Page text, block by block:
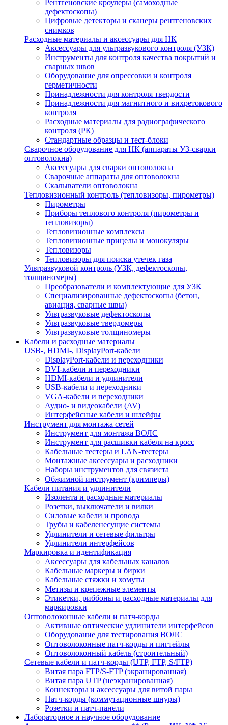
Рентгеновские кроулеры (самоходные
дефектоскопы)
Цифровые детекторы и сканеры рентгеновских
снимков
Расходные материалы и аксессуары для НК
Аксессуары для ультразвукового контроля (УЗК)
Инструменты для контроля качества покрытий и
сварных швов
Оборудование для опрессовки и контроля
герметичности
Принадлежности для контроля твердости
Принадлежности для магнитного и вихретокового
контроля
Расходные материалы для радиографического
контроля (РК)
Стандартные образцы и тест-блоки
Сварочное оборудование для НК (аппараты УЗ-сварки
оптоволокна)
Аксессуары для сварки оптоволокна
Сварочные аппараты для оптоволокна
Скалыватели оптоволокна
Тепловизионный контроль (тепловизоры, пирометры)
Пирометры
Приборы теплового контроля (пирометры и
тепловизоры)
Тепловизионные комплексы
Тепловизионные прицелы и монокуляры
Тепловизоры
Тепловизоры для поиска утечек газа
Ультразвуковой контроль (УЗК, дефектоскопы,
толщиномеры)
Преобразователи и комплектующие для УЗК
Специализированные дефектоскопы (бетон,
авиация, сварные швы)
Ультразвуковые дефектоскопы
Ультразвуковые твердомеры
Ультразвуковые толщиномеры
Кабели и расходные материалы
USB-, HDMI-, DisplayPort-кабели
DisplayPort-кабели и переходники
DVI-кабели и переходники
HDMI-кабели и удлинители
USB-кабели и переходники
VGA-кабели и переходники
Аудио- и видеокабели (AV)
Интерфейсные кабели и шлейфы
Инструмент для монтажа сетей
Инструмент для монтажа ВОЛС
Инструмент для расшивки кабеля на кросс
Кабельные тестеры и LAN-тестеры
Монтажные аксессуары и расходники
Наборы инструментов для связиста
Обжимной инструмент (кримперы)
Кабели питания и удлинители
Изолента и расходные материалы
Розетки, выключатели и вилки
Силовые кабели и провода
Трубы и кабеленесущие системы
Удлинители и сетевые фильтры
Удлинители интерфейсов
Маркировка и идентификация
Аксессуары для кабельных каналов
Кабельные маркеры и бирки
Кабельные стяжки и хомуты
Метизы и крепежные элементы
Этикетки, риббоны и расходные материалы для
маркировки
Оптоволоконные кабели и патч-корды
Активные оптические удлинители интерфейсов
Оборудование для тестирования ВОЛС
Оптоволоконные патч-корды и пигтейлы
Оптоволоконный кабель (строительный)
Сетевые кабели и патч-корды (UTP, FTP, S/FTP)
Витая пара FTP/S-FTP (экранированная)
Витая пара UTP (неэкранированная)
Коннекторы и аксессуары для витой пары
Патч-корды (коммутационные шнуры)
Розетки и патч-панели
Лабораторное и научное оборудование